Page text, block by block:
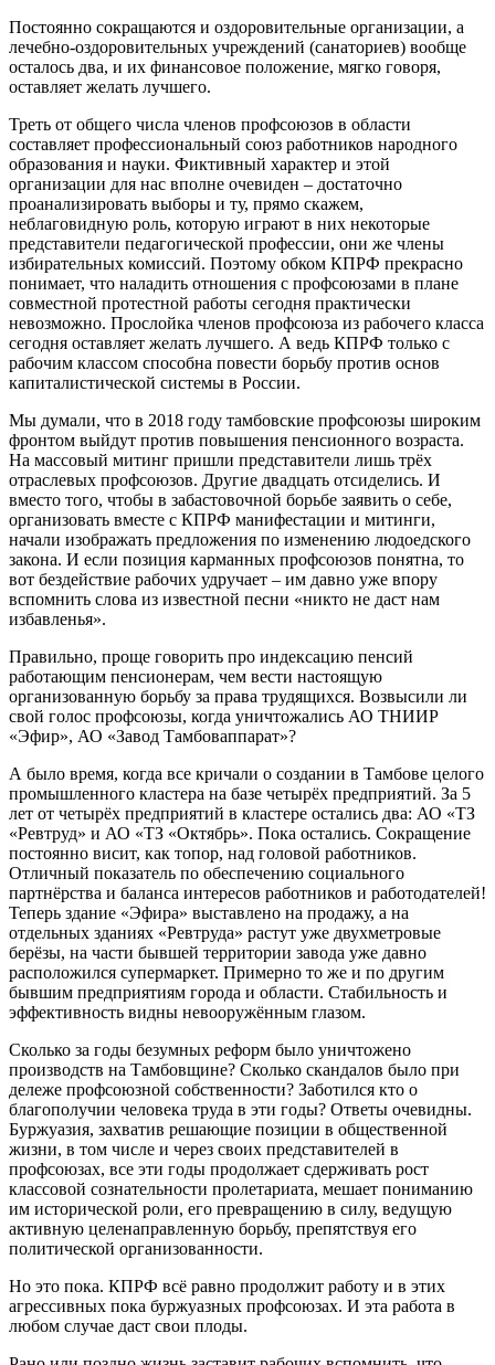
Постоянно сокращаются и оздоровительные организации, а
лечебно-оздоровительных учреждений (санаториев) вообще
осталось два, и их финансовое положение, мягко говоря,
оставляет желать лучшего.
Треть от общего числа членов профсоюзов в области
составляет профессиональный союз работников народного
образования и науки. Фиктивный характер и этой
организации для нас вполне очевиден – достаточно
проанализировать выборы и ту, прямо скажем,
неблаговидную роль, которую играют в них некоторые
представители педагогической профессии, они же члены
избирательных комиссий. Поэтому обком КПРФ прекрасно
понимает, что наладить отношения с профсоюзами в плане
совместной протестной работы сегодня практически
невозможно. Прослойка членов профсоюза из рабочего класса
сегодня оставляет желать лучшего. А ведь КПРФ только с
рабочим классом способна повести борьбу против основ
капиталистической системы в России.
Мы думали, что в 2018 году тамбовские профсоюзы широким
фронтом выйдут против повышения пенсионного возраста.
На массовый митинг пришли представители лишь трёх
отраслевых профсоюзов. Другие двадцать отсиделись. И
вместо того, чтобы в забастовочной борьбе заявить о себе,
организовать вместе с КПРФ манифестации и митинги,
начали изображать предложения по изменению людоедского
закона. И если позиция карманных профсоюзов понятна, то
вот бездействие рабочих удручает – им давно уже впору
вспомнить слова из известной песни «никто не даст нам
избавленья».
Правильно, проще говорить про индексацию пенсий
работающим пенсионерам, чем вести настоящую
организованную борьбу за права трудящихся. Возвысили ли
свой голос профсоюзы, когда уничтожались АО ТНИИР
«Эфир», АО «Завод Тамбоваппарат»?
А было время, когда все кричали о создании в Тамбове целого
промышленного кластера на базе четырёх предприятий. За 5
лет от четырёх предприятий в кластере остались два: АО «ТЗ
«Ревтруд» и АО «ТЗ «Октябрь». Пока остались. Сокращение
постоянно висит, как топор, над головой работников.
Отличный показатель по обеспечению социального
партнёрства и баланса интересов работников и работодателей!
Теперь здание «Эфира» выставлено на продажу, а на
отдельных зданиях «Ревтруда» растут уже двухметровые
берёзы, на части бывшей территории завода уже давно
расположился супермаркет. Примерно то же и по другим
бывшим предприятиям города и области. Стабильность и
эффективность видны невооружённым глазом.
Сколько за годы безумных реформ было уничтожено
производств на Тамбовщине? Сколько скандалов было при
дележе профсоюзной собственности? Заботился кто о
благополучии человека труда в эти годы? Ответы очевидны.
Буржуазия, захватив решающие позиции в общественной
жизни, в том числе и через своих представителей в
профсоюзах, все эти годы продолжает сдерживать рост
классовой сознательности пролетариата, мешает пониманию
им исторической роли, его превращению в силу, ведущую
активную целенаправленную борьбу, препятствуя его
политической организованности.
Но это пока. КПРФ всё равно продолжит работу и в этих
агрессивных пока буржуазных профсоюзах. И эта работа в
любом случае даст свои плоды.